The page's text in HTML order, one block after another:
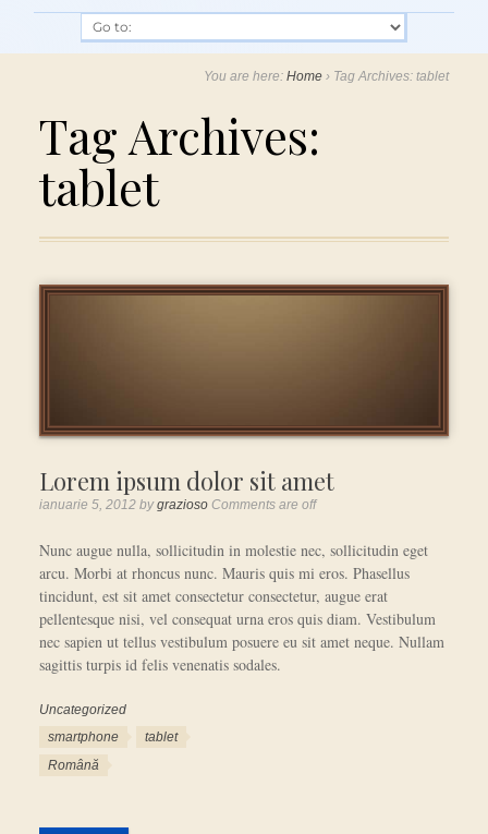
You are here:Home › Tag Archives: tablet
Tag Archives:
tablet
Lorem ipsum dolor sit amet
ianuarie 5, 2012 bygrazioso Comments are off
Nunc augue nulla, sollicitudin in molestie nec, sollicitudin eget
arcu. Morbi at rhoncus nunc. Mauris quis mi eros. Phasellus
tincidunt, est sit amet consectetur consectetur, augue erat
pellentesque nisi, vel consequat urna eros quis diam. Vestibulum
nec sapien ut tellus vestibulum posuere eu sit amet neque. Nullam
sagittis turpis id felis venenatis sodales.
Categories
Uncategorized
Tags
smartphone tablet
Languages
Română